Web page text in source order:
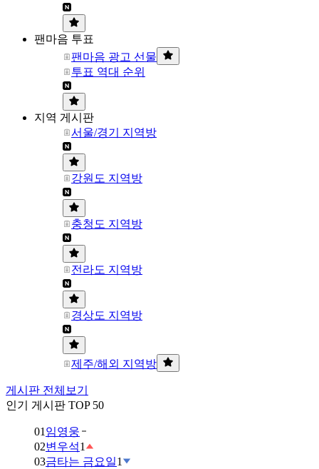
팬마음 투표
팬마음 광고 선물
투표 역대 순위
지역 게시판
서울/경기 지역방
강원도 지역방
충청도 지역방
전라도 지역방
경상도 지역방
제주/해외 지역방
게시판 전체보기
인기 게시판 TOP 50
01 임영웅
02변우석1
03금타는 금요일1